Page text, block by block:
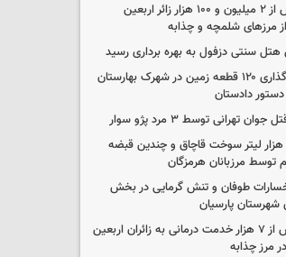
تردد بیش از ۲ میلیون و ۱۰۰ هزار زائر اربعین
مرزهای شلمچه و چذابه
سنتی دزفول به بهره برداری رسید
توقف واگذاری ۱۲۰ قطعه زمین در شهرک بهارستان
دادستان
تهرانی توسط ۳ مرد پژو سوار
۵ هزار لیتر سوخت قاچاق و چندین قبضه
توسط مرزبانان هرمزگان
خسارات طوفان و تنش گرمایی در بخش
شهرستان پارسیان
ارائه بیش از ۷ هزار خدمت درمانی به زائران اربعین
مرز چذابه